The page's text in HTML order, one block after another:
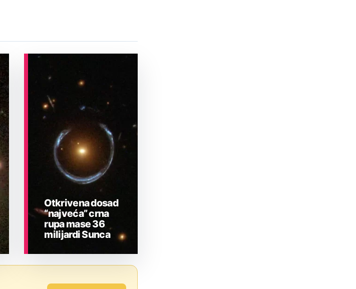
Otkrivena dosad
“najveća” crna
rupa mase 36
milijardi Sunca